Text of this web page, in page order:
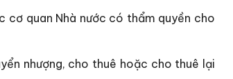
cơ quan Nhà nước có thẩm quyền cho
nhượng, cho thuê hoặc cho thuê lại